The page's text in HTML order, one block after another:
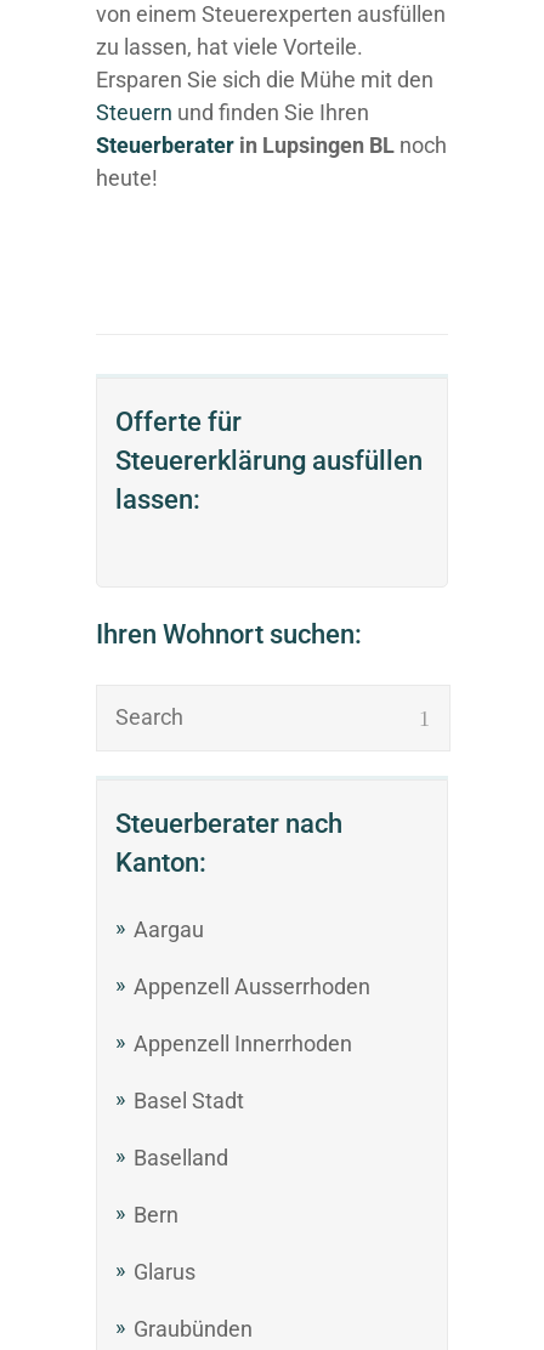
Offerte für
Steuererklärung ausfüllen
lassen:
Ihren Wohnort suchen:
Steuerberater nach
Kanton:
Aargau
Appenzell Ausserrhoden
Appenzell Innerrhoden
Basel Stadt
Baselland
Bern
Glarus
Graubünden
von einem Steuerexperten ausfüllen
zu lassen, hat viele Vorteile.
Ersparen Sie sich die Mühe mit den
Steuern und finden Sie Ihren
Steuerberater in Lupsingen BL noch
heute!